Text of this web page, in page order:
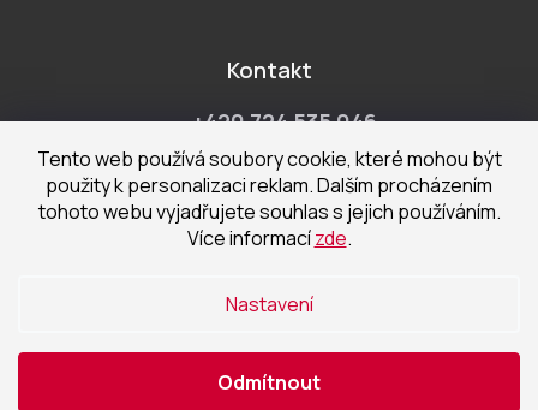
Tento web používá soubory cookie, které mohou být
použity k personalizaci reklam. Dalším procházením
tohoto webu vyjadřujete souhlas s jejich používáním.
Více informacízde.
Nastavení
Odmítnout
Kontakt
+420 724 535 046
Po-Pá 9:00 - 18:00 hod
obchod@cecetka.cz
370 01 České Budějovice